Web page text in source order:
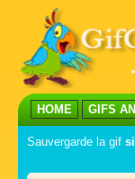
HOME GIFS
Sauvergarde la gif